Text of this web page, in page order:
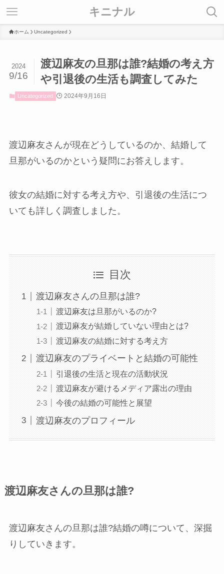
キニナル
ホーム Uncategorized
渡辺麻友の旦那は誰?結婚の考え方
や引退後の生活も調査してみた
2024
9/16
Uncategorized 2024年9月16日
渡辺麻友さんが現在どうしているのか、結婚して
旦那がいるのかという疑問にお答えします。
彼女の結婚に対する考え方や、引退後の生活につ
いても詳しく調査しました。
目次
渡辺麻友さんの旦那は誰?
渡辺麻友は旦那がいるのか?
渡辺麻友が結婚していない理由とは?
渡辺麻友の結婚に対する考え方
渡辺麻友のプライベートと結婚の可能性
引退後の生活と現在の活動状況
渡辺麻友が避けるメディア露出の理由
今後の結婚の可能性と展望
渡辺麻友のプロフィール
渡辺麻友さんの旦那は誰?
渡辺麻友さんの旦那は誰?結婚の噂について、深掘
りしていきます。